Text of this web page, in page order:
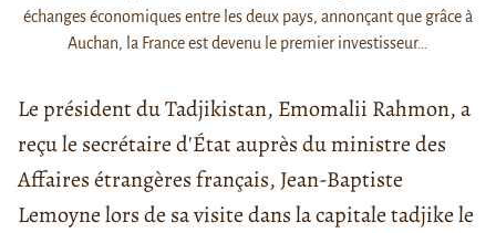
échanges économiques entre les deux pays, annonçant que grâce à
Auchan, la France est devenu le premier investisseur…
Le président du Tadjikistan, Emomalii Rahmon, a
reçu le secrétaire d'État auprès du ministre des
Affaires étrangères français, Jean-Baptiste
Lemoyne lors de sa visite dans la capitale tadjike le